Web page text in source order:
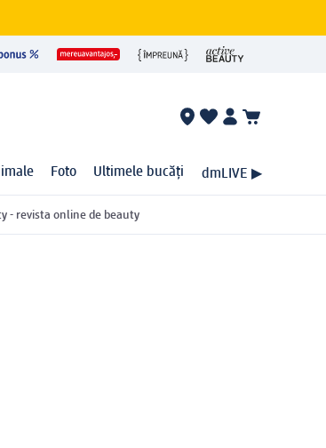
Foto Ultimele bucăți dmLIVE ▶
- revista online de beauty